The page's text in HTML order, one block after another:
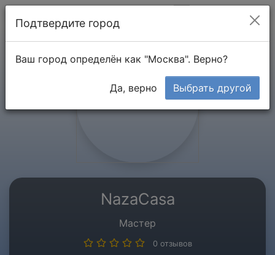
NazaCasa
Мастер
0 отзывов
Подтвердите город
Ваш город определён как "Москва". Верно?
Да, верно Выбрать другой